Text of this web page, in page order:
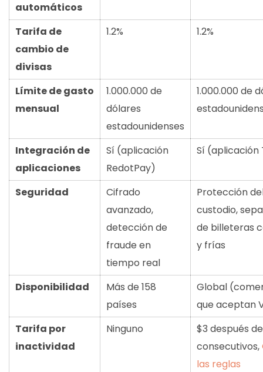
automáticos
Tarifa de
cambio de
divisas
1.2% 1.2%
Límite de gasto
mensual
1.000.000 de
dólares
estadounidenses
1.000.000 de
Integración de
aplicaciones
Sí (aplicación
RedotPay)
Sí (aplicación
Seguridad
Cifrado
avanzado,
detección de
fraude en
tiempo real
Protección
custodio,
de billeteras
y frías
Disponibilidad
Más de 158
países
Global
que aceptan
Tarifa por
inactividad
Ninguno
$3 después
consecutivos,
las reglas